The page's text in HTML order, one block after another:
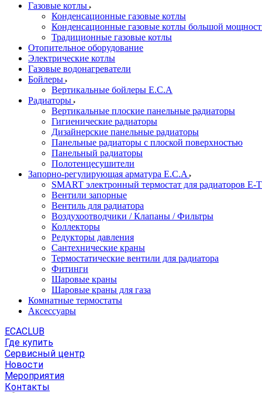
Газовые котлы
Конденсационные газовые котлы
Конденсационные газовые котлы большой
Традиционные газовые котлы
Отопительное оборудование
Электрические котлы
Газовые водонагреватели
Бойлеры
Вертикальные бойлеры E.C.A
Радиаторы
Вертикальные плоские панельные радиаторы
Гигиенические радиаторы
Дизайнерские панельные радиаторы
Панельные радиаторы с плоской поверхностью
Панельный радиаторы
Полотенцесушители
Запорно-регулирующая арматура E.C.A
SMART электронный термостат для радиаторов E-
Вентили запорные
Вентиль для радиатора
Воздухоотводчики / Клапаны / Фильтры
Коллекторы
Редукторы давления
Сантехнические краны
Термостатические вентили для радиатора
Фитинги
Шаровые краны
Шаровые краны для газа
Комнатные термостаты
Аксессуары
ECACLUB
Где купить
Сервисный центр
Новости
Мероприятия
Контакты